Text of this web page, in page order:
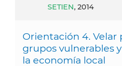
SETIEN, 2014
Orientación 4. Velar
grupos vulnerables
la economía local